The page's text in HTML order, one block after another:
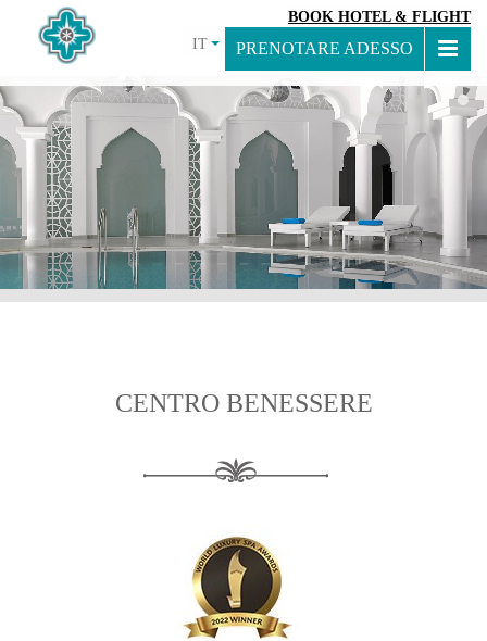
BOOK HOTEL & FLIGHT
PRENOTARE ADESSO
IT
CENTRO BENESSERE